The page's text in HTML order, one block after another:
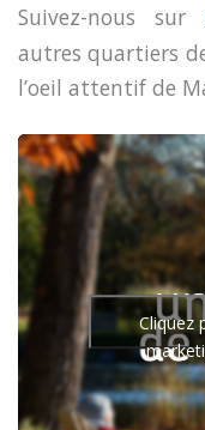
Suivez-nous sur
autres quartiers
l’oeil attentif de
Cliquez